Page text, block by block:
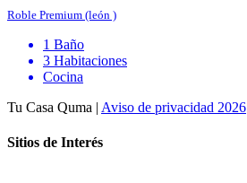
Roble Premium (león )
1 Baño
3 Habitaciones
Cocina
Tu Casa Quma | Aviso de privacidad 2026
Sitios de Interés